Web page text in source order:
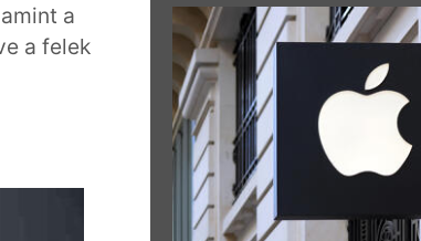
a
a felek